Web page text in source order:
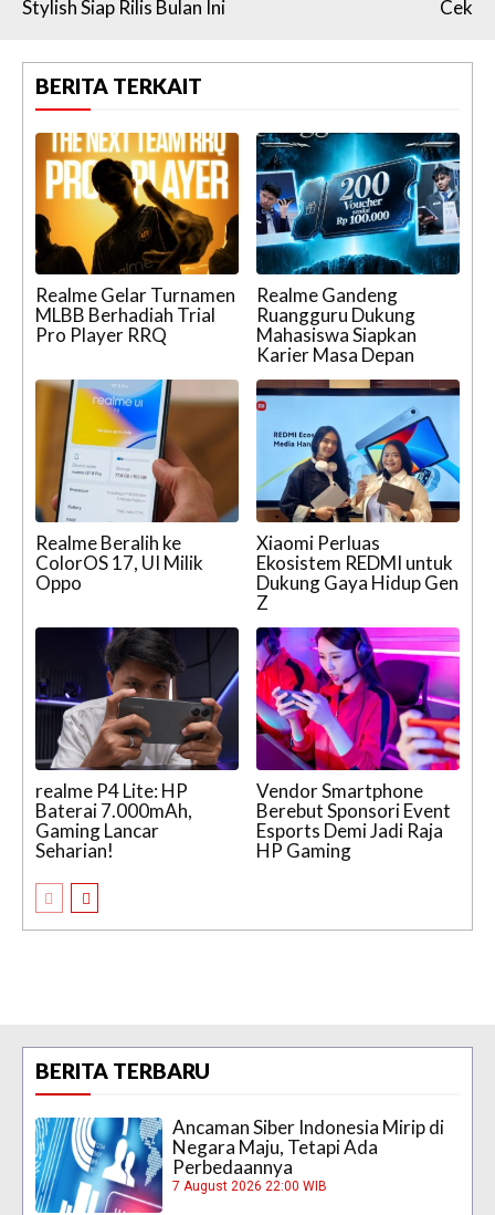
Stylish Siap Rilis Bulan Ini Cek
BERITA TERKAIT
Realme Gelar Turnamen
MLBB Berhadiah Trial
Pro Player RRQ
Realme Gandeng
Ruangguru Dukung
Mahasiswa Siapkan
Karier Masa Depan
Realme Beralih ke
ColorOS 17, UI Milik
Oppo
Xiaomi Perluas
Ekosistem REDMI untuk
Dukung Gaya Hidup Gen
Z
realme P4 Lite: HP
Baterai 7.000mAh,
Gaming Lancar
Seharian!
Vendor Smartphone
Berebut Sponsori Event
Esports Demi Jadi Raja
HP Gaming
BERITA TERBARU
Ancaman Siber Indonesia Mirip di
Negara Maju, Tetapi Ada
Perbedaannya
7 August 2026 22:00 WIB